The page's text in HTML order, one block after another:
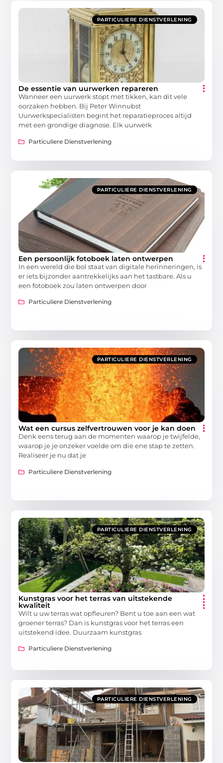
PARTICULIERE DIENSTVERLENING
De essentie van uurwerken repareren
Wanneer een uurwerk stopt met tikken, kan dit vele
oorzaken hebben. Bij Peter Winnubst
Uurwerkspecialisten begint het reparatieproces altijd
met een grondige diagnose. Elk uurwerk
Particuliere Dienstverlening
PARTICULIERE DIENSTVERLENING
Een persoonlijk fotoboek laten ontwerpen
In een wereld die bol staat van digitale herinneringen, is
er iets bijzonder aantrekkelijks aan het tastbare. Als u
een fotoboek zou laten ontwerpen door
Particuliere Dienstverlening
PARTICULIERE DIENSTVERLENING
Wat een cursus zelfvertrouwen voor je kan doen
Denk eens terug aan de momenten waarop je twijfelde,
waarop je je onzeker voelde om die ene stap te zetten.
Realiseer je nu dat je
Particuliere Dienstverlening
PARTICULIERE DIENSTVERLENING
Kunstgras voor het terras van uitstekende
kwaliteit
Wilt u uw terras wat opfleuren? Bent u toe aan een wat
groener terras? Dan is kunstgras voor het terras een
uitstekend idee. Duurzaam kunstgras
Particuliere Dienstverlening
PARTICULIERE DIENSTVERLENING